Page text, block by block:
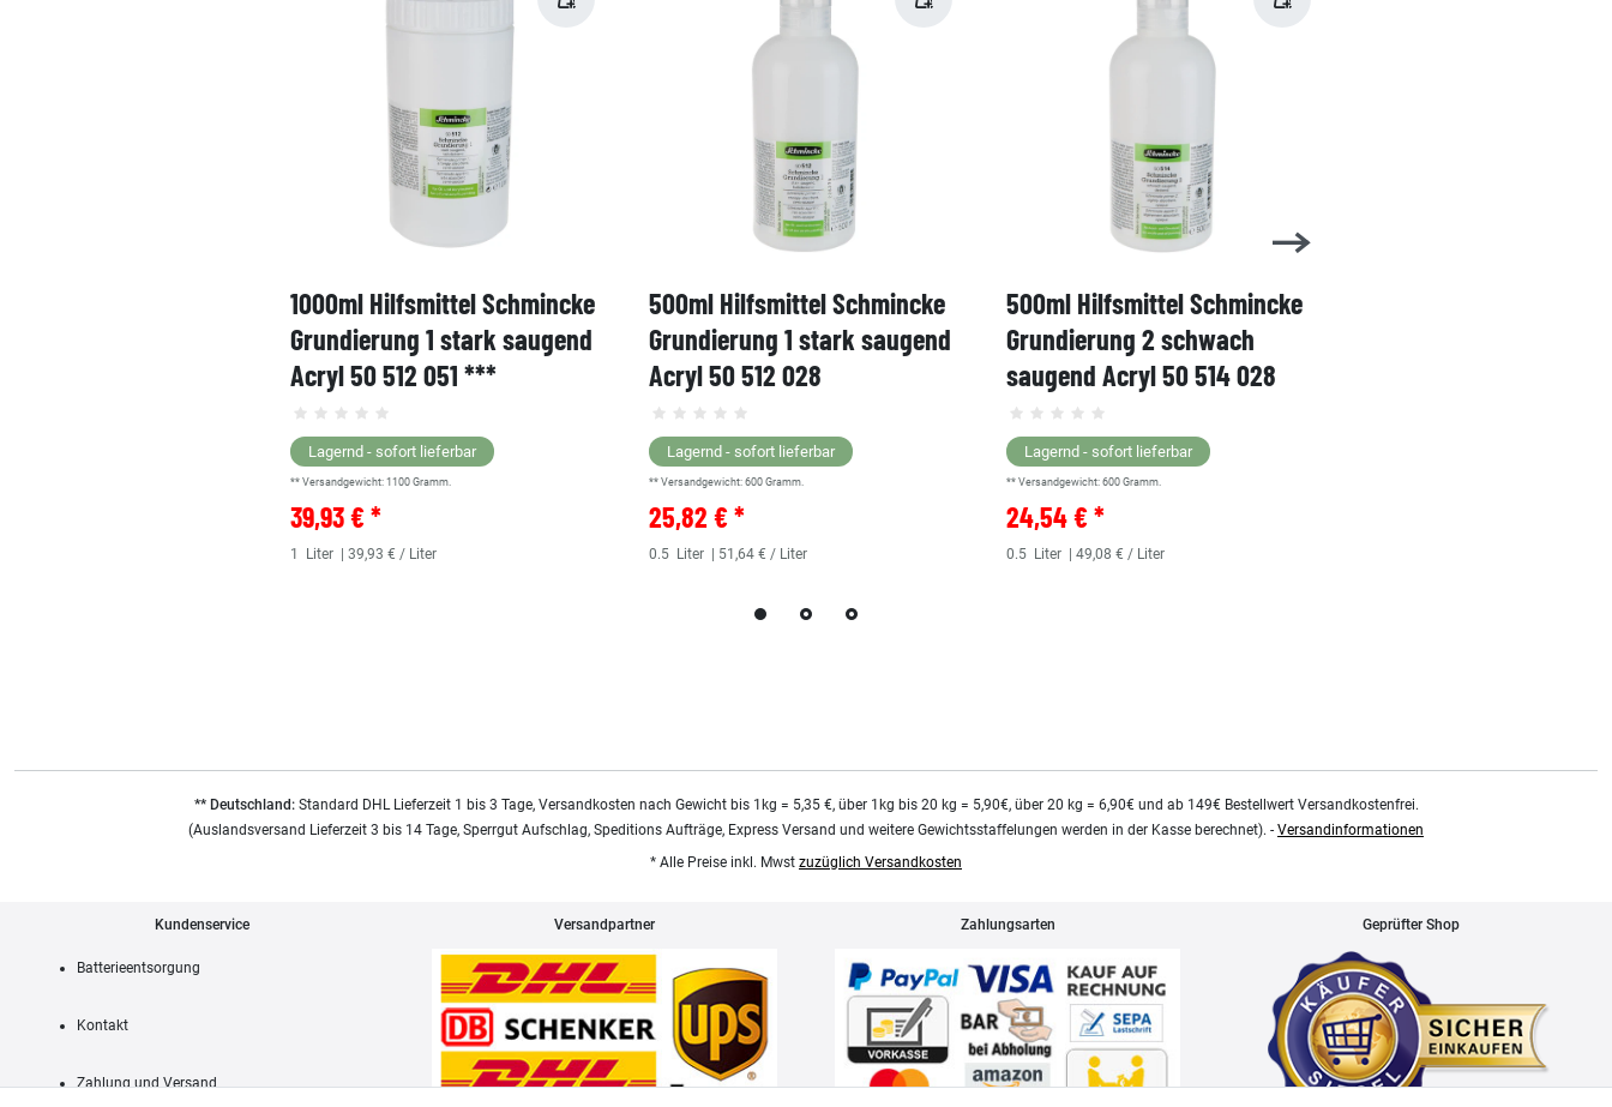
1000ml Hilfsmittel Schmincke
Grundierung 1 stark saugend
Acryl 50 512 051 ***
Lagernd - sofort lieferbar
** Versandgewicht: 1100 Gramm.
39,93 € *
1 Liter | 39,93 € / Liter
500ml Hilfsmittel Schmincke
Grundierung 1 stark saugend
Acryl 50 512 028
Lagernd - sofort lieferbar
** Versandgewicht: 600 Gramm.
25,82 € *
0.5 Liter | 51,64 € / Liter
500ml Hilfsmittel Schmincke
Grundierung 2 schwach
saugend Acryl 50 514 028
Lagernd - sofort lieferbar
** Versandgewicht:600 Gramm.
24,54 € *
0.5 Liter | 49,08 € / Liter
** Deutschland:Standard DHL Lieferzeit 1 bis 3 Tage, Versandkosten nach Gewicht bis 1kg = 5,35 €, über 1kg bis 20 kg = 5,90€, über 20 kg = 6,90€ und ab 149€ Bestellwert Versandkostenfrei.
(Auslandsversand Lieferzeit 3 bis 14 Tage, Sperrgut Aufschlag, Speditions Aufträge, Express Versand und weitere Gewichtsstaffelungen werden in der Kasse berechnet). - Versandinformationen
* Alle Preise inkl. Mwst zuzüglich Versandkosten
Kundenservice
Batterieentsorgung
Kontakt
Zahlung und Versand
Versandpartner Zahlungsarten Geprüfter Shop